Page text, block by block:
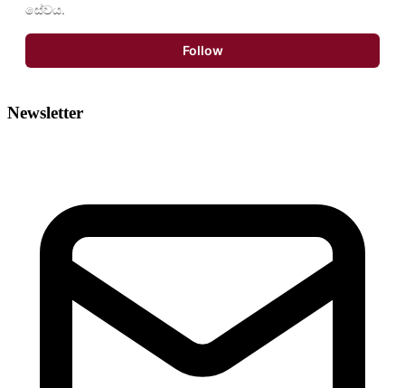
සේවය.
Follow
Newsletter